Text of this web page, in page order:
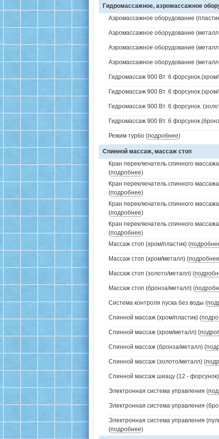
Гидромассажное, аэромассажное
Аэромассажное оборудование
Аэромассажное оборудование
Аэромассажное оборудование (металл
Аэромассажное оборудование
Гидромассаж 900 Вт. 6
Гидромассаж 900 Вт. 6
Гидромассаж 900 Вт. 6 форсунок.
Гидромассаж 900 Вт. 6
Режим турбо (подробнее)
Спинной массаж, массаж стоп
Кран переключатель спинного
(подробнее)
Кран переключатель спинного
(подробнее)
Кран переключатель спинного
(подробнее)
Кран переключатель спинного
(подробнее)
Массаж стоп (хром/пластик) (
Массаж стоп (хром/металл) (подробнее
Массаж стоп (золото/металл) (
Массаж стоп (бронза/металл) (
Система контроля пуска без воды (
Спинной массаж (хром/пластик) (
Спинной массаж (хром/металл) (
Спинной массаж (бронза/металл) (
Спинной массаж (золото/металл) (
Спинной массаж шиацу (12 -
Электронная система управления (
Электронная система управления
Электронная система управления
(подробнее)